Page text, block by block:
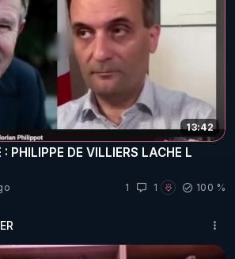
13:42
PHILIPPE DE VILLIERS LACHE L
1 1 100 %